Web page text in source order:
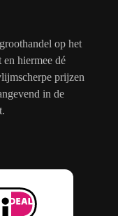
op het
en hiermee dé
prijzen
in de